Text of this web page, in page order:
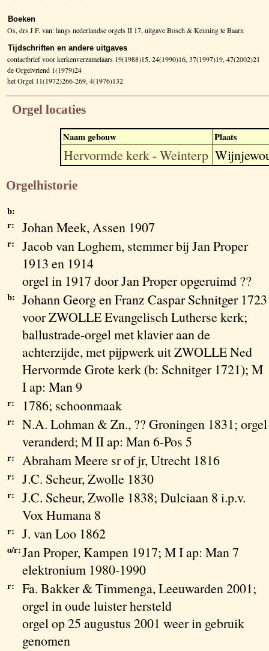
Boeken
Os, drs J.F. van: langs nederlandse orgels II 17, uitgave Bosch & Keuning te Baarn
Tijdschriften en andere uitgaves
contactbrief voor kerkenverzamelaars 19(1988)15, 24(1990)16, 37(1997)19, 47(2002)21
de Orgelvriend 1(1979)24
het Orgel 11(1972)266-269, 4(1976)132
Orgel locaties
Naam gebouw Plaats
Hervormde kerk - Weinterp
Orgelhistorie
b:
r:
Johan Meek, Assen 1907
r:
Jacob van Loghem, stemmer bij Jan Proper
1913 en 1914
orgel in 1917 door Jan Proper opgeruimd ??
b:
Johann Georg en Franz Caspar Schnitger 1723
voor ZWOLLE Evangelisch Lutherse kerk;
ballustrade-orgel met klavier aan de
achterzijde, met pijpwerk uit ZWOLLE Ned
Hervormde Grote kerk (b: Schnitger 1721); M
I ap: Man 9
r: 1786; schoonmaak
r:
N.A. Lohman & Zn., ?? Groningen 1831; orgel
veranderd; M II ap: Man 6-Pos 5
r: Abraham Meere sr of jr, Utrecht 1816
r: J.C. Scheur, Zwolle 1830
r:
J.C. Scheur, Zwolle 1838; Dulciaan 8 i.p.v.
Vox Humana 8
r: J. van Loo 1862
o/r:Jan Proper, Kampen 1917; M I ap: Man 7
elektronium 1980-1990
r:
Fa. Bakker & Timmenga, Leeuwarden 2001;
orgel in oude luister hersteld
orgel op 25 augustus 2001 weer in gebruik
genomen